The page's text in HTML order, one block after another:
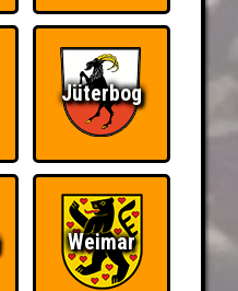
Jüterbog
Weimar